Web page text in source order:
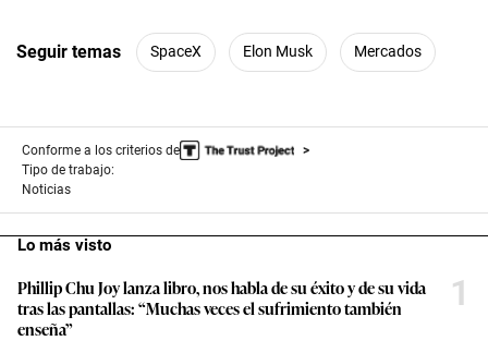
Seguir temas SpaceX Elon Musk Mercados
Conforme a los criterios de
Tipo de trabajo:
Noticias
Lo más visto
Phillip Chu Joy lanza libro, nos habla de su éxito y de su vida
tras las pantallas: “Muchas veces el sufrimiento también
enseña”
1